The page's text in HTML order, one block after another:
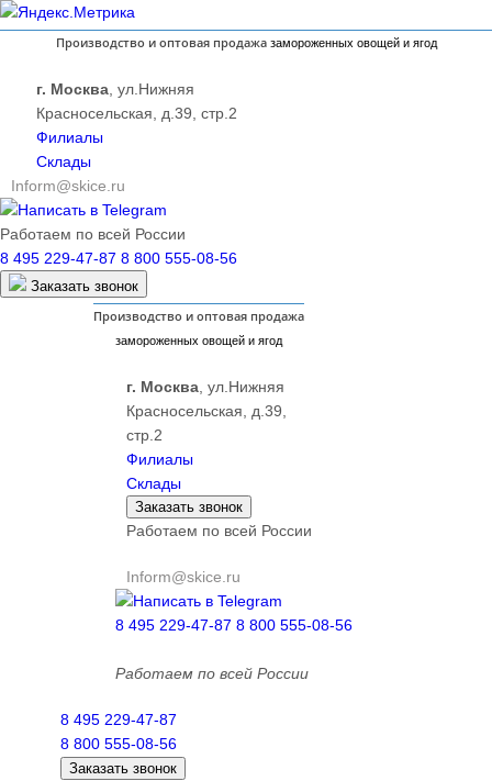
Производство и оптовая продажазамороженных овощей и ягод
г. Москва ,ул.Нижняя
Красносельская, д.39, стр.2
Филиалы
Склады
Inform@skice.ru
Написать в Telegram
Работаем по всей России
8 495 229-47-87 8 800 555-08-56
Заказать звонок
Производство и оптовая продажа
замороженных овощей и ягод
г. Москва ,ул.Нижняя
Красносельская, д.39,
стр.2
Филиалы
Склады
Заказать звонок
Работаем по всей России
Inform@skice.ru
Написать в Telegram
8 495 229-47-87 8 800 555-08-56
Работаем по всей России
8 495 229-47-87
8 800 555-08-56
Заказать звонок